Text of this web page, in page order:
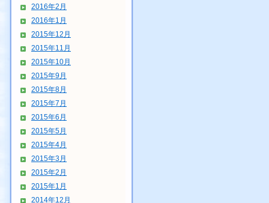
2016年2月
2016年1月
2015年12月
2015年11月
2015年10月
2015年9月
2015年8月
2015年7月
2015年6月
2015年5月
2015年4月
2015年3月
2015年2月
2015年1月
2014年12月